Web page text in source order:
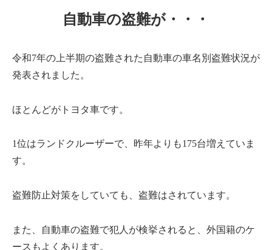
自動車の盗難が・・・
令和7年の上半期の盗難された自動車の車名別盗難状況が
発表されました。
ほとんどがトヨタ車です。
1位はランドクルーザーで、昨年よりも175台増えていま
す。
盗難防止対策をしていても、盗難はされています。
また、自動車の盗難で犯人が検挙されると、外国籍のケ
ースもよくあります。